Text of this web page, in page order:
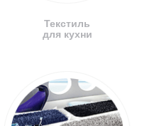
Текстиль
для кухни